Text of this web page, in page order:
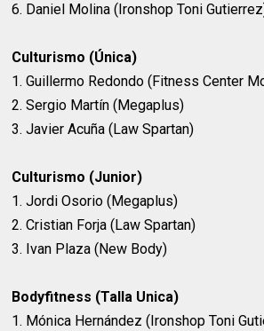
6. Daniel Molina (Ironshop Toni
Culturismo (Única)
1. Guillermo Redondo (Fitness Center
2. Sergio Martín (Megaplus)
3. Javier Acuña (Law Spartan)
Culturismo (Junior)
1. Jordi Osorio (Megaplus)
2. Cristian Forja (Law Spartan)
3. Ivan Plaza (New Body)
Bodyfitness (Talla Unica)
1. Mónica Hernández (Ironshop Toni